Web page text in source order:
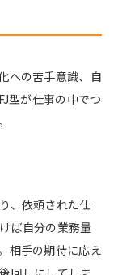
への苦手意識、自
型が仕事の中でつ
、依頼された仕
ば自分の業務量
相手の期待に応え